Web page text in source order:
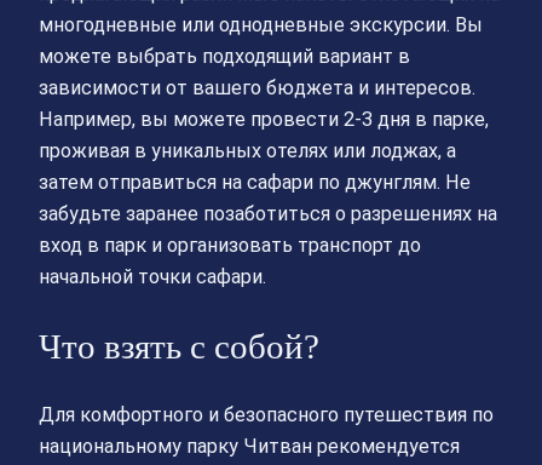
многодневные или однодневные экскурсии. Вы
можете выбрать подходящий вариант в
зависимости от вашего бюджета и интересов.
Например, вы можете провести 2-3 дня в парке,
проживая в уникальных отелях или лоджах, а
затем отправиться на сафари по джунглям. Не
забудьте заранее позаботиться о разрешениях на
вход в парк и организовать транспорт до
начальной точки сафари.
Что взять с собой?
Для комфортного и безопасного путешествия по
национальному парку Читван рекомендуется